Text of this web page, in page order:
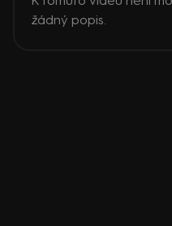
žádný popis.